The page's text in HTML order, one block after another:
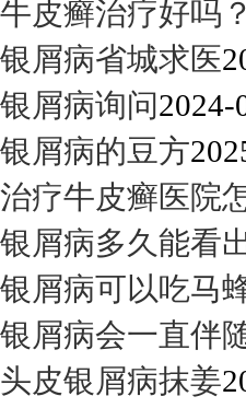
牛皮癣治疗好吗
银屑病省城求医
银屑病询问2024-
银屑病的豆方
治疗牛皮癣医院
银屑病多久能看
银屑病可以吃马
银屑病会一直伴
头皮银屑病抹姜